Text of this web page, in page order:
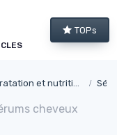
TOPs
et nutrition
cheveux